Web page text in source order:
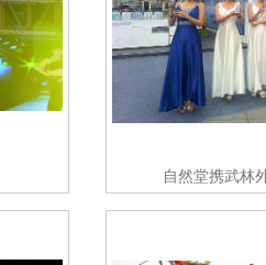
自然堂携武林